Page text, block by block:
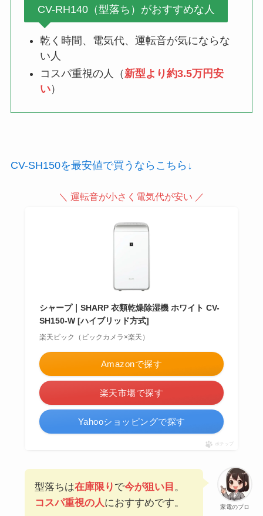
CV-RH140（型落ち）がおすすめな人
乾く時間、電気代、運転音が気にならな
い人
コスパ重視の人（新型より約3.5万円安
い）
CV-SH150を最安値で買うならこちら↓
＼ 運転音が小さく電気代が安い ／
シャープ｜SHARP 衣類乾燥除湿機 ホワイト CV-
SH150-W [ハイブリッド方式]
楽天ビック（ビックカメラ×楽天）
Amazonで探す
楽天市場で探す
Yahooショッピングで探す
ポチップ
家電のプロ
型落ちは在庫限り で今が狙い目 。
コスパ重視の人におすすめです。